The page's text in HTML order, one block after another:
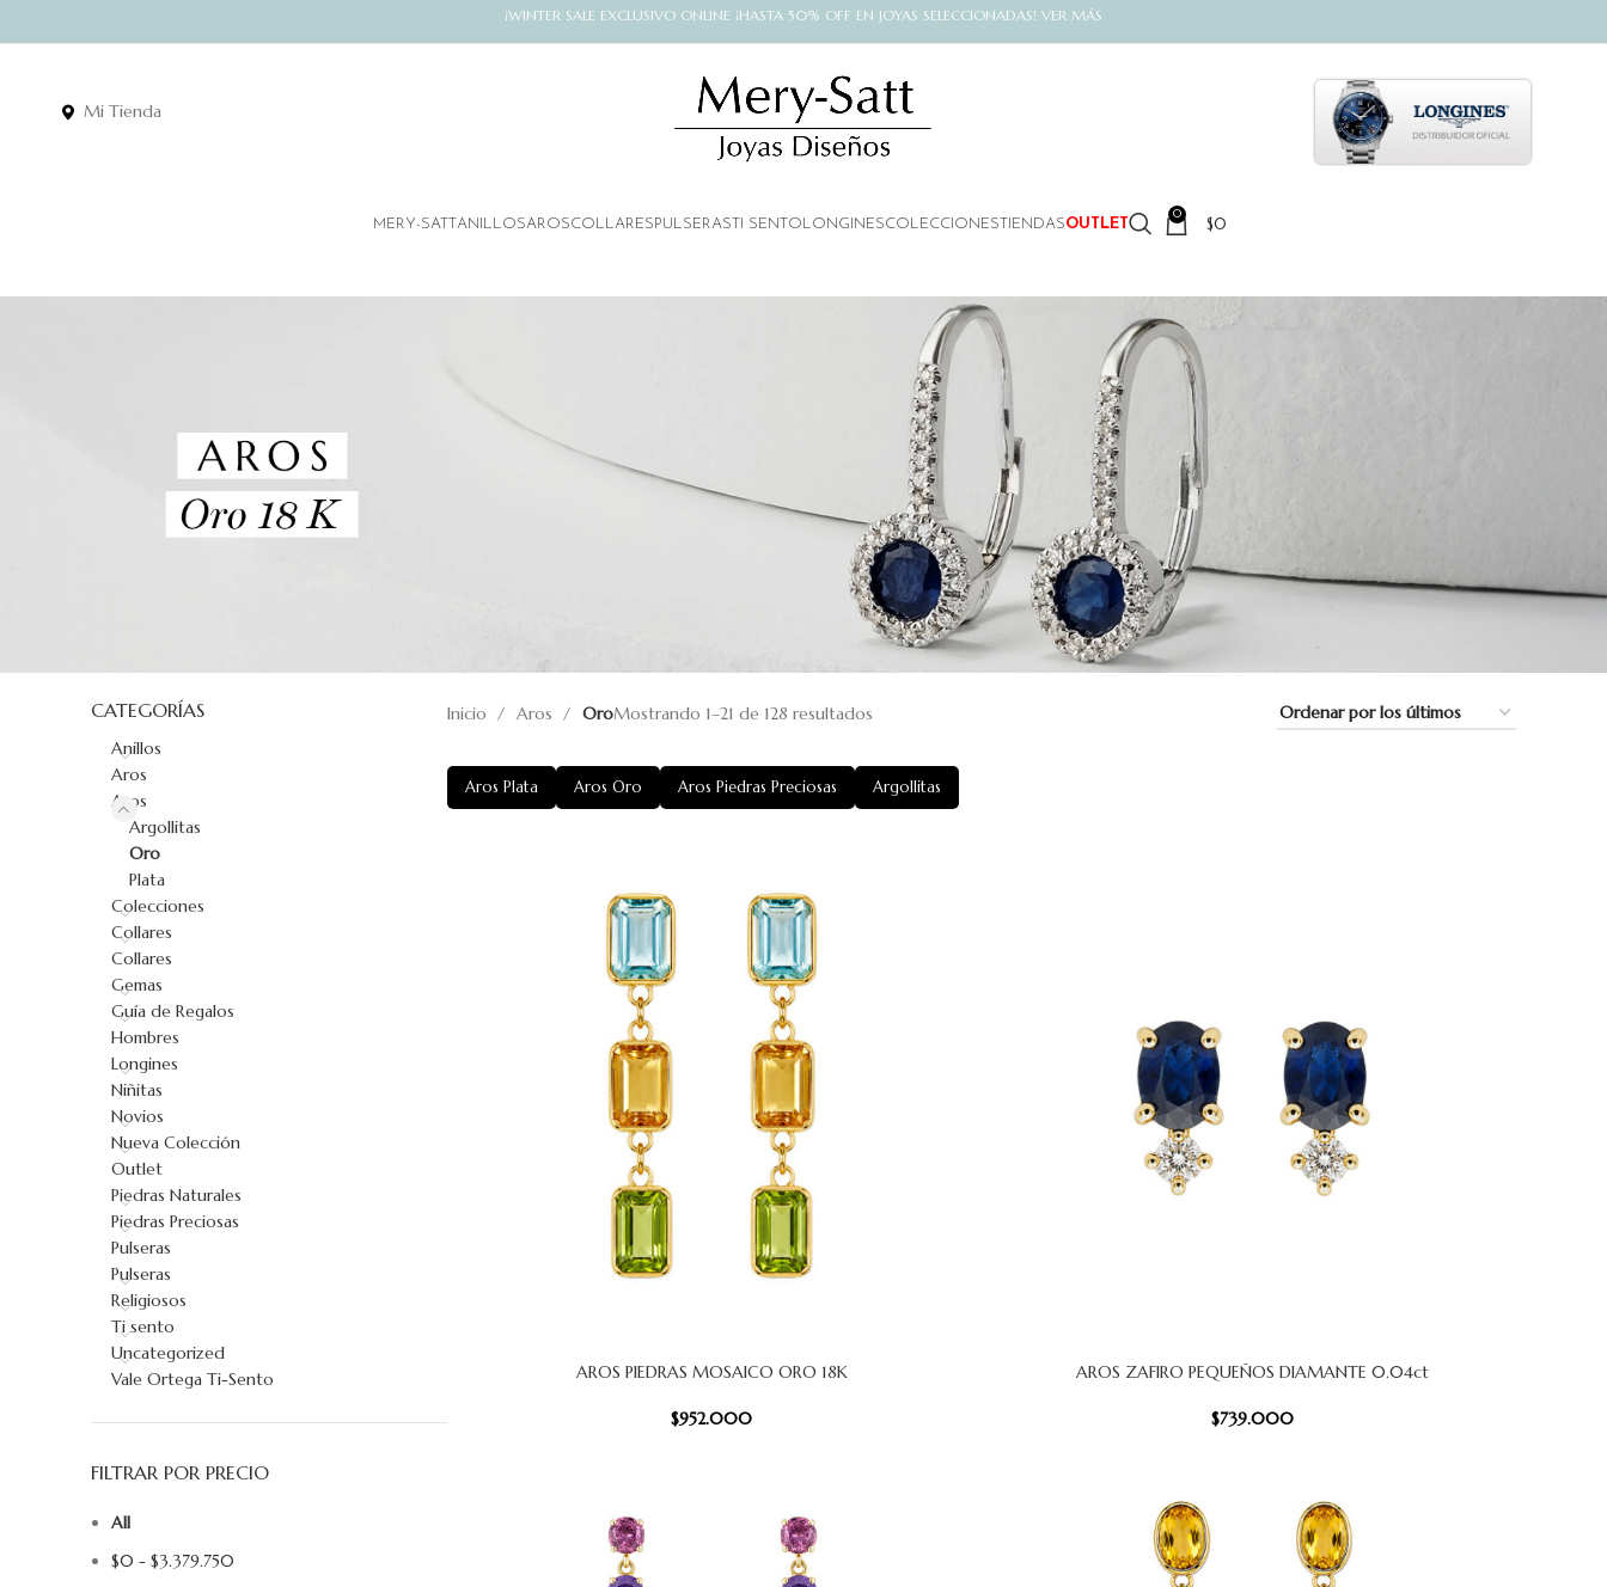
¡WINTER SALE EXCLUSIVO ONLINE ¡HASTA 50% OFF EN JOYAS SELECCIONADAS! VER MÁS
Mi Tienda
MERY-SATTANILLOSAROSCOLLARES PULSERASTI SENTO LONGINESCOLECCIONESTIENDASOUTLET
0 $0
CATEGORÍAS
Anillos
Aros
Aros
Argollitas
Oro
Plata
Colecciones
Collares
Collares
Gemas
Guía de Regalos
Hombres
Longines
Niñitas
Novios
Nueva Colección
Outlet
Piedras Naturales
Piedras Preciosas
Pulseras
Pulseras
Religiosos
Ti sento
Uncategorized
Vale Ortega Ti-Sento
FILTRAR POR PRECIO
All
$0 - $3.379.750
Inicio Aros OroMostrando 1–21 de 128 resultados
Aros Plata Aros Oro Aros Piedras Preciosas Argollitas
AÑADIR AL CARRITOAROS PIEDRAS MOSAICO ORO 18K
$952.000
AÑADIR AL CARRITOAROS ZAFIRO PEQUEÑOS DIAMANTE 0.04ct
$739.000